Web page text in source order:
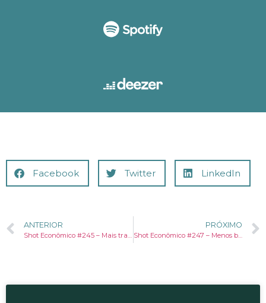
Facebook Twitter LinkedIn
ANTERIOR
Shot Econômico #245 – Mais transferência de recursos do Sul e Sudeste para o resto do país.
PRÓXIMO
Shot Econômico #247 – Menos bebês, menos recursos para a aposentadoria.